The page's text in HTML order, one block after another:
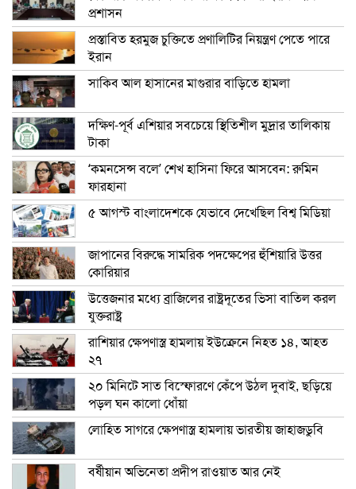
প্রশাসন
প্রস্তাবিত হরমুজ চুক্তিতে প্রণালিটির নিয়ন্ত্রণ পেতে পারে
ইরান
সাকিব আল হাসানের মাগুরার বাড়িতে হামলা
দক্ষিণ-পূর্ব এশিয়ার সবচেয়ে স্থিতিশীল মুদ্রার তালিকায়
টাকা
‘কমনসেন্স বলে’ শেখ হাসিনা ফিরে আসবেন: রুমিন
ফারহানা
৫ আগস্ট বাংলাদেশকে যেভাবে দেখেছিল বিশ্ব মিডিয়া
জাপানের বিরুদ্ধে সামরিক পদক্ষেপের হুঁশিয়ারি উত্তর
কোরিয়ার
উত্তেজনার মধ্যে ব্রাজিলের রাষ্ট্রদূতের ভিসা বাতিল করল
যুক্তরাষ্ট্র
রাশিয়ার ক্ষেপণাস্ত্র হামলায় ইউক্রেনে নিহত ১৪, আহত
২৭
২০ মিনিটে সাত বিস্ফোরণে কেঁপে উঠল দুবাই, ছড়িয়ে
পড়ল ঘন কালো ধোঁয়া
লোহিত সাগরে ক্ষেপণাস্ত্র হামলায় ভারতীয় জাহাজডুবি
বর্ষীয়ান অভিনেতা প্রদীপ রাওয়াত আর নেই